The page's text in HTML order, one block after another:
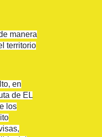
manera
territorio
en
de EL
los